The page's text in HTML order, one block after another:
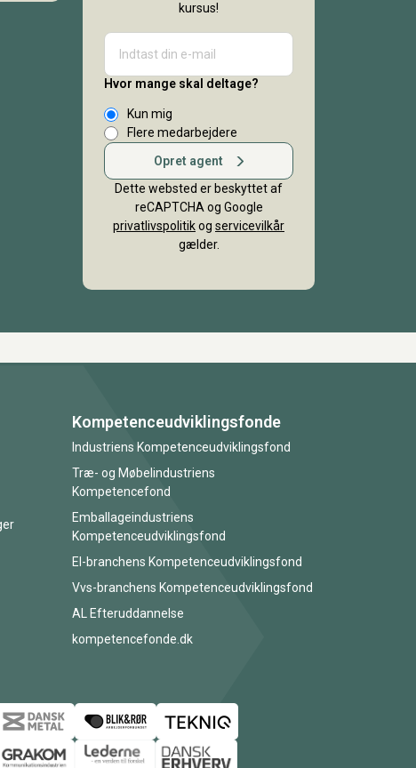
kursus!
Hvor mange skal deltage?
Kun mig
Flere medarbejdere
Opret agent
Dette websted er beskyttet af
reCAPTCHA og Google
privatlivspolitikog servicevilkår
gælder.
Kompetenceudviklingsfonde
Industriens Kompetenceudviklingsfond
Træ- og Møbelindustriens
Kompetencefond
Emballageindustriens
Kompetenceudviklingsfond
El-branchens Kompetenceudviklingsfond
Vvs-branchens Kompetenceudviklingsfond
AL Efteruddannelse
kompetencefonde.dk